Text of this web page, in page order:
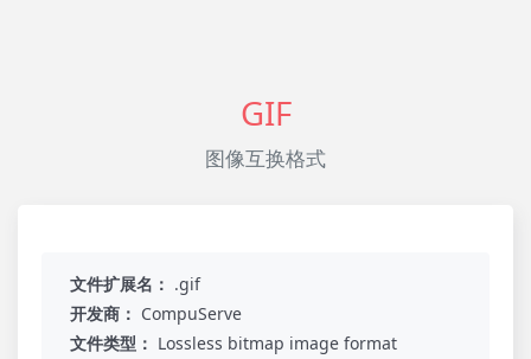
GIF
图像互换格式
文件扩展名： .gif
开发商： CompuServe
文件类型： Lossless bitmap image format